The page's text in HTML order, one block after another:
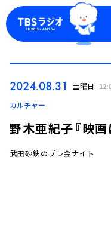
2024.08.31 土曜日
カルチャー
野木亜紀子『映
武田砂鉄のプレ金ナイト